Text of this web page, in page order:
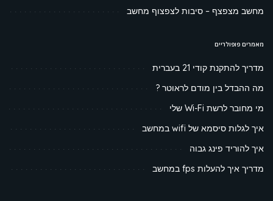
מחשב מצפצף – סיבות לצפצוף מחשב
מאמרים פופולריים
מדריך להתקנת קודי 21 בעברית
מה ההבדל בין מודם לראוטר ?
מי מחובר לרשת Wi-Fi שלי
איך לגלות סיסמא של wifi במחשב
איך להוריד פינג גבוה
מדריך איך להעלות fps במחשב